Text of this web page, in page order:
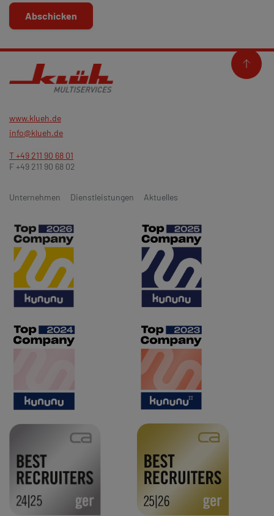
Abschicken
Unternehmen Dienstleistungen Aktuelles
www.klueh.de
info@klueh.de
T +49 211 90 68 01
F +49 211 90 68 02